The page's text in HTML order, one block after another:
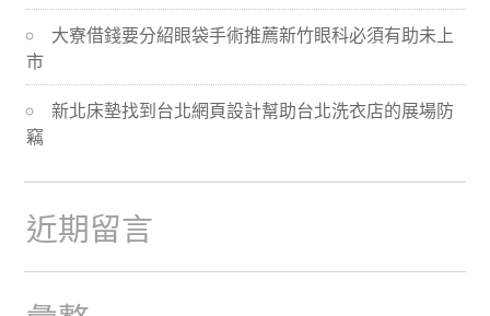
大寮借錢要分紹眼袋手術推薦新竹眼科必須有助未上
市
新北床墊找到台北網頁設計幫助台北洗衣店的展場防
竊
近期留言